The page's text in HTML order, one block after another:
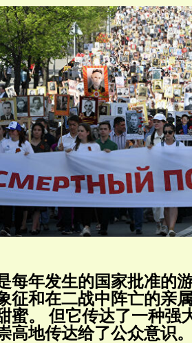
每年发生的国家批准的
征和在二战中阵亡的亲
蜜。
但它传达了一种强
高地传达给了公众意识